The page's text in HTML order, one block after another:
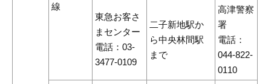
線
東急お客さ
まセンター
電話：03-
3477-0109
二子新地駅か
ら中央林間駅
まで
高津警察
署
電話：
044-822-
0110